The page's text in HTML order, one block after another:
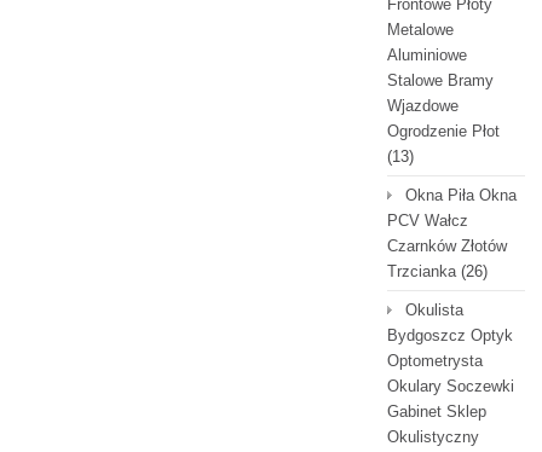
Frontowe Płoty
Metalowe
Aluminiowe
Stalowe Bramy
Wjazdowe
Ogrodzenie Płot
(13)
Okna Piła Okna
PCV Wałcz
Czarnków Złotów
Trzcianka(26)
Okulista
Bydgoszcz Optyk
Optometrysta
Okulary Soczewki
Gabinet Sklep
Okulistyczny